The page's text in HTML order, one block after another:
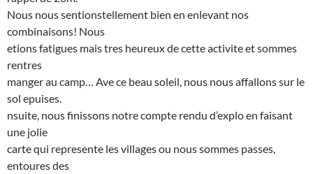
Nous nous sentionstellement bien en enlevant nos
combinaisons! Nous
etions fatigues mais tres heureux de cette activite et sommes
rentres
manger au camp… Ave ce beau soleil, nous nous affallons sur le
sol epuises.
nsuite, nous finissons notre compte rendu d’explo en faisant
une jolie
carte qui represente les villages ou nous sommes passes,
entoures des